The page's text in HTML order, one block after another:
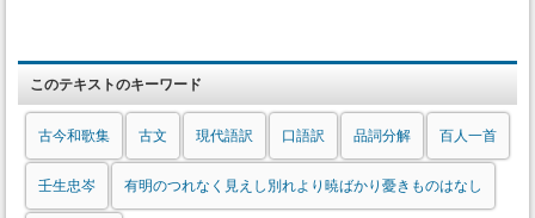
このテキストのキーワード
古今和歌集 古文 現代語訳 口語訳 品詞分解 百人一首
壬生忠岑 有明のつれなく見えし別れより暁ばかり憂きものはなし